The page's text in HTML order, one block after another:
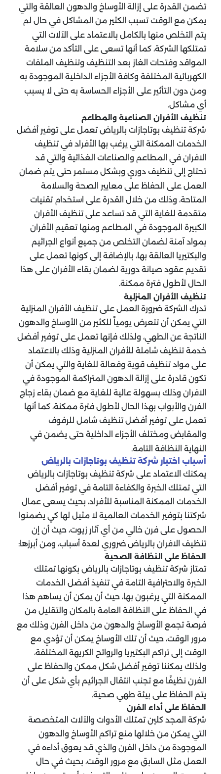
تضمن القدرة على إزالة الأوساخ والدهون العالقة والتي
يمكن مع الوقت تسبب الكثير من المشاكل في حال لم
يتم التخلص منها بالكامل بالاعتماد على الآلات التي
تمتلكها الشركة، كما أنها تسعى على التأكد من سلامة
المواقد وفتحات الغاز بعد التنظيف وتنظيف الملفات
الكهربائية المختلفة وكافة الأجزاء الداخلية الموجودة به
ومن دون التأثير على الأجزاء الحساسة به حتى لا يسبب
أي مشاكل.
تنظيف الأفران الصناعية والمطاعم
شركة تنظيف بوتاجازات بالرياض تعمل على توفير أفضل
الخدمات الممكنة التي يرغب بها الأفراد في تنظيف
الافران في المطاعم والصناعات الغذائية والتي قد
تحتاج إلى تنظيف دوري وبشكل مستمر حتى يتم ضمان
العمل على الحفاظ على معايير الصحة والسلامة
المتاحة، وذلك من خلال القدرة على استخدام تقنيات
متقدمة للغاية التي قد تساعد على تنظيف الأفران
الكبيرة الموجودة في المطاعم ومنها تعقيم الأفران
بمواد آمنة لضمان التخلص من جميع أنواع الجراثيم
والبكتيريا العالقة بها، بالإضافة إلى كونها تعمل على
تقديم عقود صيانة دورية لضمان بقاء الأفران على هذا
الحال لأطول فترة ممكنة.
تنظيف الأفران المنزلية
تدرك الشركة ضرورة العمل على تنظيف الأفران المنزلية
التي يمكن أن تتعرض يومياً للكثير من الأوساخ والدهون
الناتجة عن الطهي، ولذلك فإنها تعمل على توفير أفضل
خدمة تنظيف شاملة للأفران المنزلية وذلك بالاعتماد
على مواد تنظيف قوية وفعالة للغاية والتي يمكن أن
تكون قادرة على إزالة الدهون المتراكمة الموجودة في
الافران وذلك بسهولة عالية للغاية مع ضمان بقاء زجاج
الفرن والأبواب بهذا الحال لأطول فترة ممكنة، كما أنها
تعمل على توفير أفضل تنظيف شامل للرفوف
والمقابض ومختلف الأجزاء الداخلية حتى يضمن في
النهاية النظافة التامة.
أسباب اختيار شركة تنظيف بوتاجازات بالرياض
يمكنك الاعتماد على شركة تنظيف بوتاجازات بالرياض
التي تمتلك الخبرة والكفاءة التامة في توفير أفضل
الخدمات الممكنة المناسبة للأفراد، بحيث يسعى عمال
شركتنا بتوفير الخدمات العالمية لا مثيل لها كي يضمنوا
الحصول على فرن خالي من أي آثار زيوت، حيث أن إن
تنظيف الافران بالرياض ضروري لعدة أسباب، ومن أبرزها:
الحفاظ على النظافة الصحية
تمتاز شركة تنظيف بوتاجازات بالرياض بكونها تمتلك
الخبرة والاحترافية التامة في تنفيذ أفضل الخدمات
الممكنة التي يرغبون بها، حيث أن يمكن أن يساهم هذا
في الحفاظ على النظافة العامة بالمكان والتقليل من
فرصة تجمع الأوساخ والدهون من داخل الفرن وذلك مع
مرور الوقت، حيث أن تلك الأوساخ يمكن أن تؤدي مع
الوقت إلى تراكم البكتيريا والروائح الكريهة المختلفة،
ولذلك يمكننا توفير أفضل شكل ممكن والحفاظ على
الفرن نظيفًا مع تجنب انتقال الجراثيم بأي شكل على أن
يتم الحفاظ على بيئة طهي صحية.
الحفاظ على أداء الفرن
شركة المجد كلين تمتلك الأدوات والآلات المتخصصة
التي يمكن من خلالها منع تراكم الأوساخ والدهون
الموجودة من داخل الفرن والذي قد يعوق أداءه في
العمل مثل السابق مع مرور الوقت، بحيث في حال